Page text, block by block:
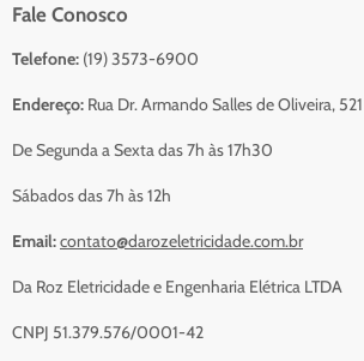
Catálogo Para Orçamento
Resumo do Orçamento
Sobre Nós
Fale Conosco
Telefone: (19) 3573-6900
Endereço: Rua Dr. Armando Salles de Oliveira,
De Segunda a Sexta das 7h às 17h30
Sábados das 7h às 12h
Email:contato@darozeletricidade.com.br
Da Roz Eletricidade e Engenharia Elétrica LTDA
CNPJ 51.379.576/0001-42